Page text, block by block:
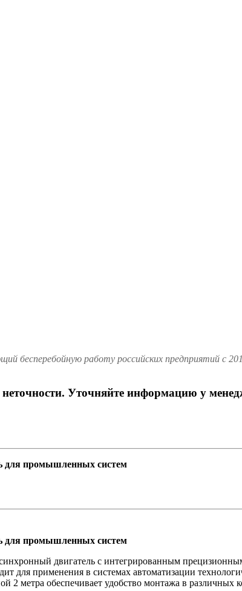
бесперебойную работу российских предприятий с
Уточняйте информацию у
для промышленных систем
для промышленных систем
двигатель с интегрированным
для применения в системах автоматизации
обеспечивает удобство монтажа в различных